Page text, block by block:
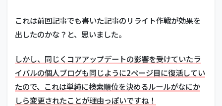
ブ
ロ・
はて
グ・
note
だま
だ強
これは前回記事でも書いた記事のリライト作戦が効果を
出したのかな？と、思いました。
しかし、同じくコアアップデートの影響を受けていたラ
イバルの個人ブログも同じように2ページ目に復活してい
たので、これは単純に検索順位を決めるルールがなにか
しら変更されたことが理由っぽいですね！